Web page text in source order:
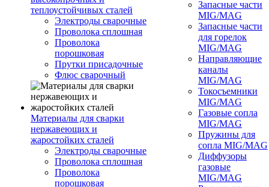
теплоустойчивых сталей
Электроды сварочные
Проволока сплошная
Проволока
порошковая
Прутки присадочные
Флюс сварочный
Материалы для сварки
нержавеющих и
жаростойких сталей
Электроды сварочные
Проволока сплошная
Проволока
порошковая
Запасные части
MIG/MAG
Запасные части
для горелок
MIG/MAG
Направляющие
каналы
MIG/MAG
Токосъемники
MIG/MAG
Газовые сопла
MIG/MAG
Пружины для
сопла MIG/MAG
Диффузоры
газовые
MIG/MAG